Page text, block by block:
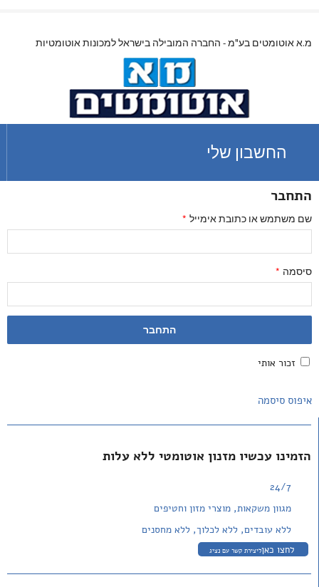
מ.א אוטומטים בע"מ - החברה המובילה בישראל למכונות אוטומטיות
החשבון שלי
התחבר
שם משתמש או כתובת אימייל *
סיסמה *
התחבר
זכור אותי
איפוס סיסמה
הזמינו עכשיו מזנון אוטומטי ללא עלות
24/7
מגוון משקאות, מוצרי מזון וחטיפים
ללא עובדים, ללא לכלוך, ללא מחסנים
לחצו כאןליצירת קשר עם נציג